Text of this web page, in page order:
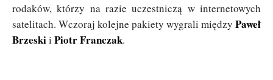
rodaków, którzy na razie uczestniczą w internetowych
satelitach. Wczoraj kolejne pakiety wygrali między Paweł
Brzeskii Piotr Franczak.